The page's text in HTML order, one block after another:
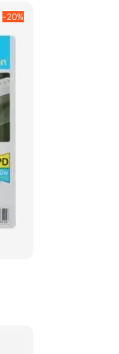
-20%